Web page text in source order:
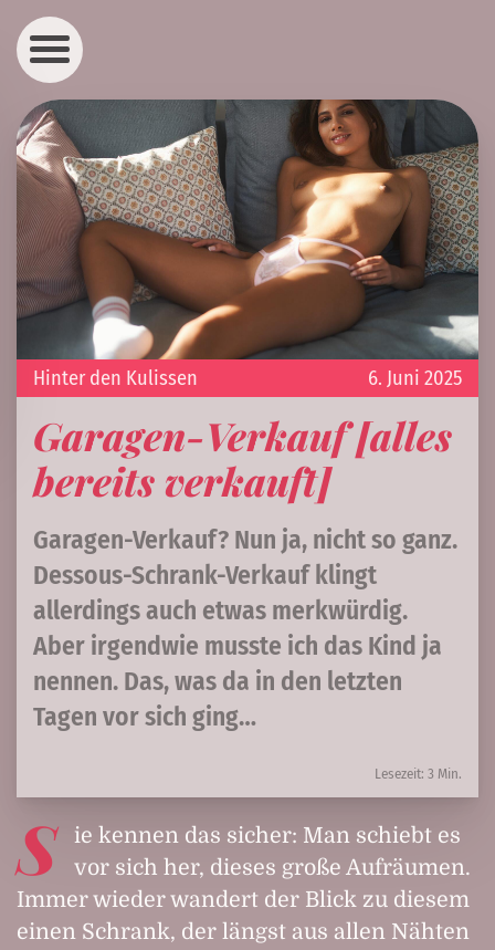
6. Juni 2025
Hinter den Kulissen
Garagen-Verkauf [alles
bereits verkauft]
Garagen-Verkauf? Nun ja, nicht so ganz.
Dessous-Schrank-Verkauf klingt
allerdings auch etwas merkwürdig.
Aber irgendwie musste ich das Kind ja
nennen. Das, was da in den letzten
Tagen vor sich ging…
Lesezeit: 3 Min.
S
ie kennen das sicher: Man schiebt es
vor sich her, dieses große Aufräumen.
Immer wieder wandert der Blick zu diesem
einen Schrank, der längst aus allen Nähten